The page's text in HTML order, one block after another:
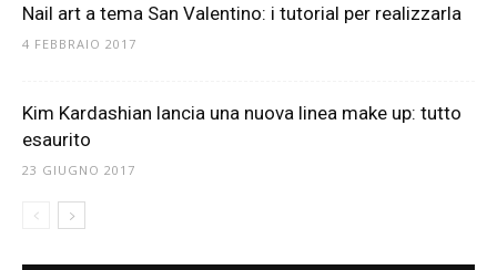
Nail art a tema San Valentino: i tutorial per realizzarla
4 FEBBRAIO 2017
Kim Kardashian lancia una nuova linea make up: tutto
esaurito
23 GIUGNO 2017